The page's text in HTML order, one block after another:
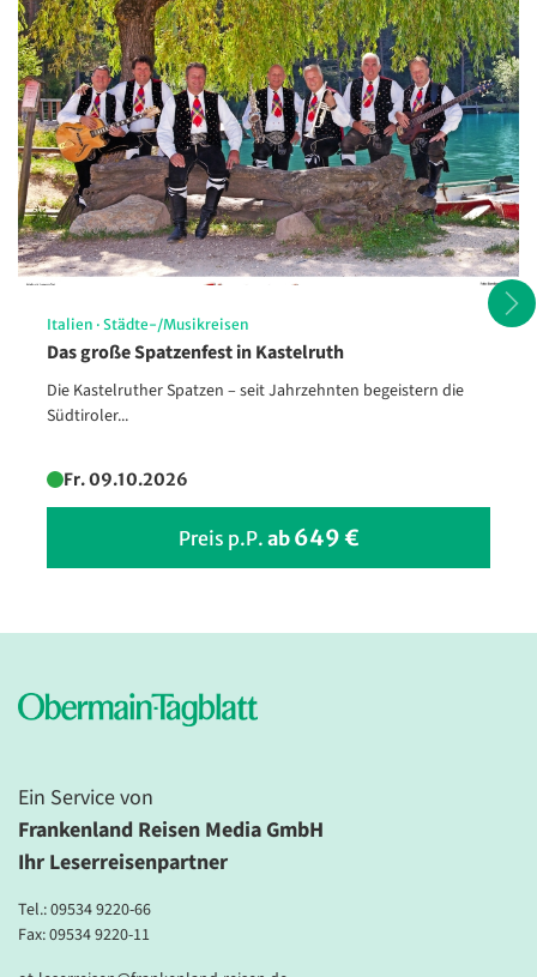
Lofoten
© Sina Ettmer - stock.adobe.com
Italien · Städte-/Musikreisen
Das große Spatzenfest in Kastelruth
Die Kastelruther Spatzen – seit Jahrzehnten begeistern die
Südtiroler...
Fr. 09.10.2026
Preis p.P. ab 649 €
Ein Service von
Frankenland Reisen Media GmbH
Ihr Leserreisenpartner
Tel.:09534 9220-66
Fax: 09534 9220-11